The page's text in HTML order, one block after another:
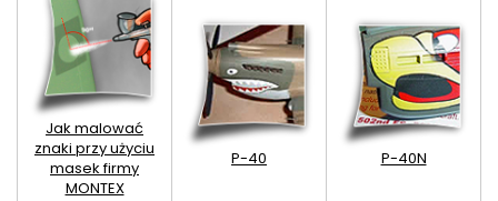
Jak malować
znaki przy użyciu
masek firmy
MONTEX
P-40 P-40N